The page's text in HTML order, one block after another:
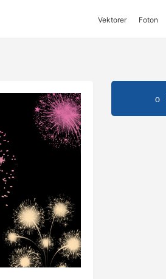
Vektorer Foton